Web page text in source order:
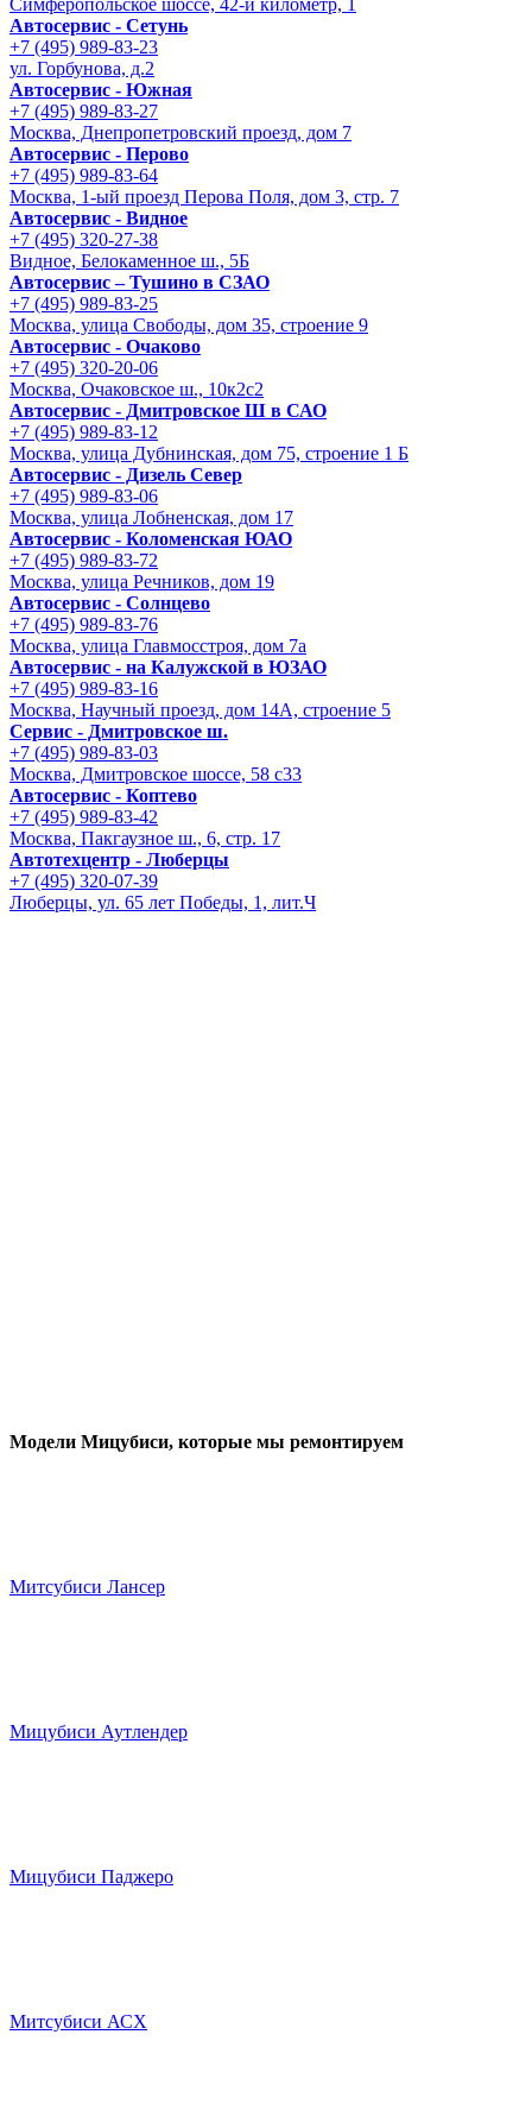
Автосервис - Сетунь
+7 (495) 989-83-23
ул. Горбунова, д.2
Автосервис - Южная
+7 (495) 989-83-27
Москва, Днепропетровский проезд, дом 7
Автосервис - Перово
+7 (495) 989-83-64
Москва, 1-ый проезд Перова Поля, дом 3, стр. 7
Автосервис - Видное
+7 (495) 320-27-38
Видное, Белокаменное ш., 5Б
Автосервис – Тушино в СЗАО
+7 (495) 989-83-25
Москва, улица Свободы, дом 35, строение 9
Автосервис - Очаково
+7 (495) 320-20-06
Москва, Очаковское ш., 10к2с2
Автосервис - Дмитровское Ш в САО
+7 (495) 989-83-12
Москва, улица Дубнинская, дом 75, строение 1 Б
Автосервис - Дизель Север
+7 (495) 989-83-06
Москва, улица Лобненская, дом 17
Автосервис - Коломенская ЮАО
+7 (495) 989-83-72
Москва, улица Речников, дом 19
Автосервис - Солнцево
+7 (495) 989-83-76
Москва, улица Главмосстроя, дом 7а
Автосервис - на Калужской в ЮЗАО
+7 (495) 989-83-16
Москва, Научный проезд, дом 14А, строение 5
Сервис - Дмитровское ш.
+7 (495) 989-83-03
Москва, Дмитровское шоссе, 58 с33
Автосервис - Коптево
+7 (495) 989-83-42
Москва, Пакгаузное ш., 6, стр. 17
Автотехцентр - Люберцы
+7 (495) 320-07-39
Люберцы, ул. 65 лет Победы, 1, лит.Ч
Модели Мицубиси, которые мы ремонтируем
Митсубиси Лансер
Мицубиси Аутлендер
Мицубиси Паджеро
Митсубиси АСХ